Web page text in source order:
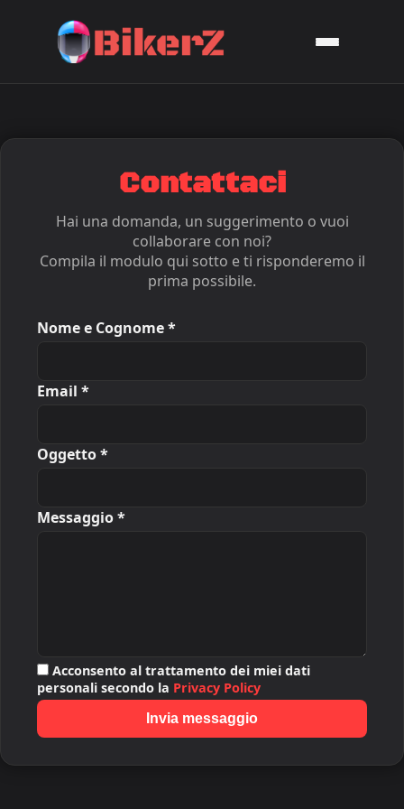
Contattaci
Hai una domanda, un suggerimento o vuoi
collaborare con noi?
Compila il modulo qui sotto e ti risponderemo il
prima possibile.
Nome e Cognome *
Email *
Oggetto *
Messaggio *
Acconsento al trattamento dei miei dati
personali secondo la Privacy Policy
Invia messaggio